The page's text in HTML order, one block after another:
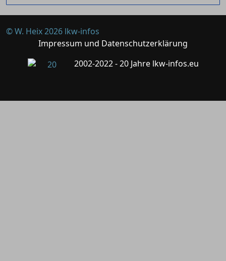
© W. Heix 2026 lkw-infos
Impressum und Datenschutzerklärung
2002-2022 - 20 Jahre lkw-infos.eu